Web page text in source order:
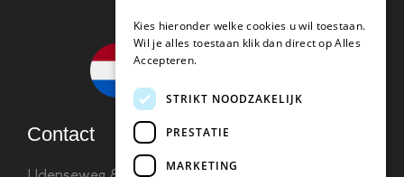
Contact
Kies hieronder welke cookies u wil toestaan.
Wil je alles toestaan klik dan direct op Alles
Accepteren.
STRIKT NOODZAKELIJK
PRESTATIE
MARKETING